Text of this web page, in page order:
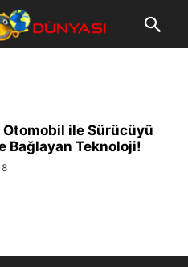
Otomobil ile Sürücüyü
Bağlayan Teknoloji!